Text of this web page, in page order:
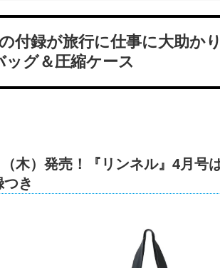
付録が旅行に仕事に大助か
グ＆圧縮ケース
木）発売！『リンネル』4月号
き